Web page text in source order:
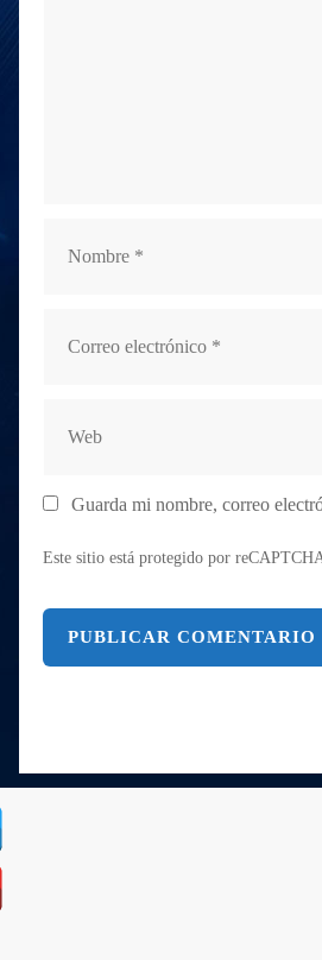
electrónico
Guarda mi nombre, correo
Este sitio está protegido por